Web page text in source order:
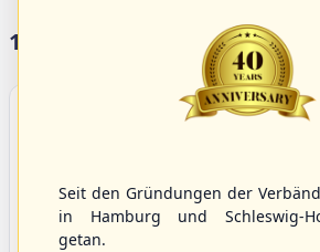
17 Vereine im S/HBV
Bargenstedt
Seit den Gründungen der
in Hamburg und Schleswig-
getan.